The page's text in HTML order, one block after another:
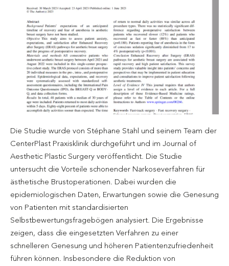
Die Studie wurde von Stéphane Stahl und seinem Team der
CenterPlast Praxisklinik durchgeführt und im Journal of
Aesthetic Plastic Surgery veröffentlicht. Die Studie
untersucht die Vorteile schonender Narkoseverfahren für
ästhetische Brustoperationen. Dabei wurden die
epidemiologischen Daten, Erwartungen sowie die Genesung
von Patienten mit standardisierten
Selbstbewertungsfragebögen analysiert. Die Ergebnisse
zeigen, dass die eingesetzten Verfahren zu einer
schnelleren Genesung und höheren Patientenzufriedenheit
führen können. Insbesondere die Reduktion von